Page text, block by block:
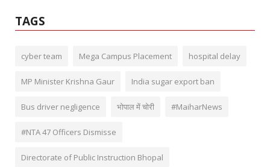
TAGS
cyber team Mega Campus Placement hospital delay
MP Minister Krishna Gaur India sugar export ban
Bus driver negligence भोपाल में चोरी #MaiharNews
#NTA 47 Officers Dismisse
Directorate of Public Instruction Bhopal